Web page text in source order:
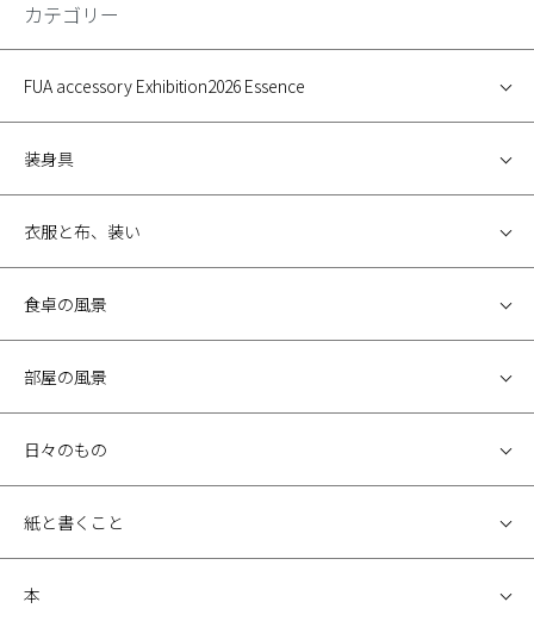
カテゴリー
FUA accessory Exhibition2026 Essence
装身具
衣服と布、装い
食卓の風景
部屋の風景
日々のもの
紙と書くこと
本